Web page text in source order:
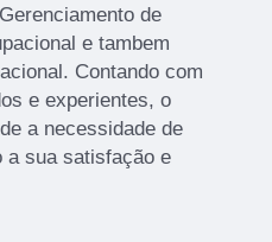
de
e tambem
Contando com
e experientes, o
a necessidade de
a sua satisfação e